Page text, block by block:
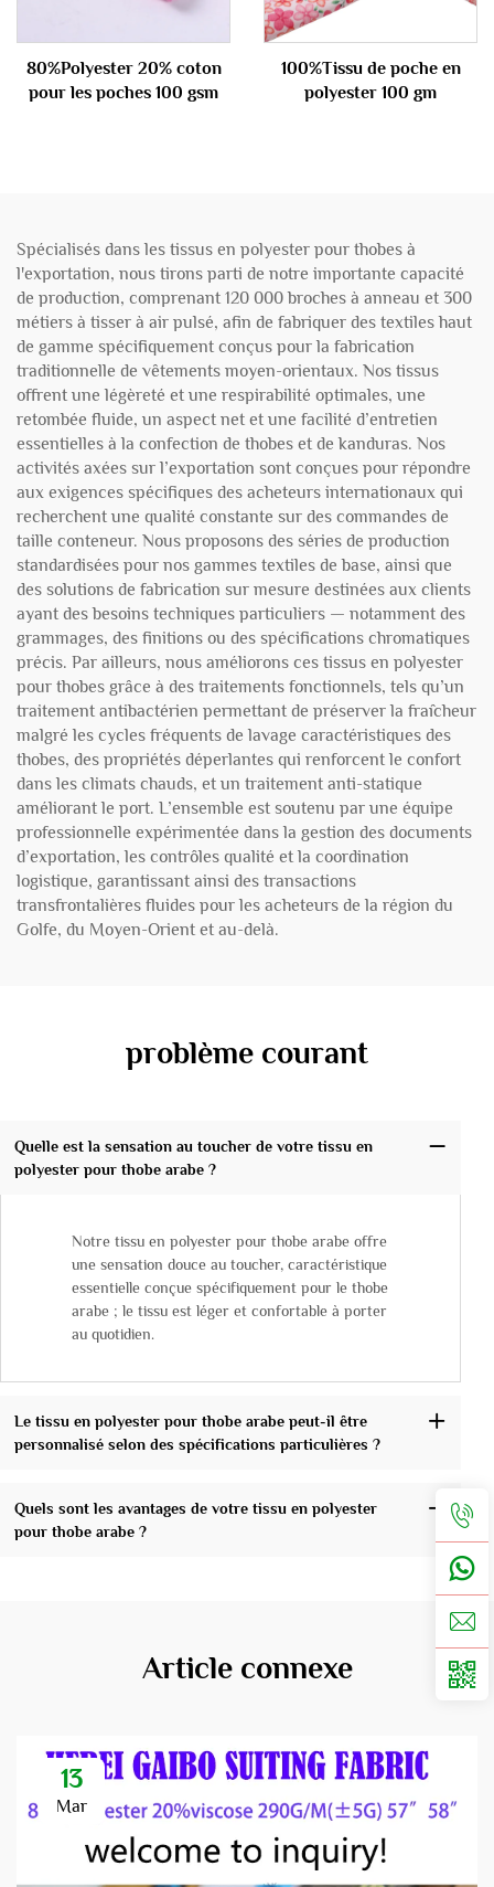
80%Polyester 20% coton
pour les poches 100 gsm
100%Tissu de poche en
polyester 100 gm
Spécialisés dans les tissus en polyester pour thobes à
l'exportation, nous tirons parti de notre importante capacité
de production, comprenant 120 000 broches à anneau et 300
métiers à tisser à air pulsé, afin de fabriquer des textiles haut
de gamme spécifiquement conçus pour la fabrication
traditionnelle de vêtements moyen-orientaux. Nos tissus
offrent une légèreté et une respirabilité optimales, une
retombée fluide, un aspect net et une facilité d’entretien
essentielles à la confection de thobes et de kanduras. Nos
activités axées sur l’exportation sont conçues pour répondre
aux exigences spécifiques des acheteurs internationaux qui
recherchent une qualité constante sur des commandes de
taille conteneur. Nous proposons des séries de production
standardisées pour nos gammes textiles de base, ainsi que
des solutions de fabrication sur mesure destinées aux clients
ayant des besoins techniques particuliers — notamment des
grammages, des finitions ou des spécifications chromatiques
précis. Par ailleurs, nous améliorons ces tissus en polyester
pour thobes grâce à des traitements fonctionnels, tels qu’un
traitement antibactérien permettant de préserver la fraîcheur
malgré les cycles fréquents de lavage caractéristiques des
thobes, des propriétés déperlantes qui renforcent le confort
dans les climats chauds, et un traitement anti-statique
améliorant le port. L’ensemble est soutenu par une équipe
professionnelle expérimentée dans la gestion des documents
d’exportation, les contrôles qualité et la coordination
logistique, garantissant ainsi des transactions
transfrontalières fluides pour les acheteurs de la région du
Golfe, du Moyen-Orient et au-delà.
problème courant
Quelle est la sensation au toucher de votre tissu en
polyester pour thobe arabe ?
Notre tissu en polyester pour thobe arabe offre
une sensation douce au toucher, caractéristique
essentielle conçue spécifiquement pour le thobe
arabe ; le tissu est léger et confortable à porter
au quotidien.
Le tissu en polyester pour thobe arabe peut-il être
personnalisé selon des spécifications particulières ?
Quels sont les avantages de votre tissu en polyester
pour thobe arabe ?
Article connexe
13
Mar